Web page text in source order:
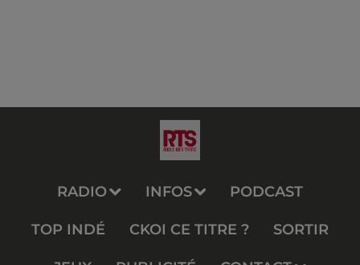
RADIO INFOS PODCAST
TOP INDÉ CKOI CE TITRE ? SORTIR